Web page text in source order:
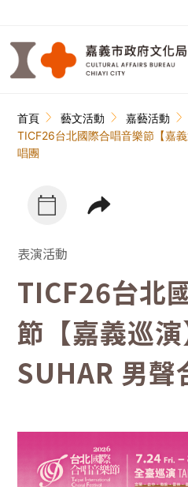
首頁 藝文活動
嘉藝活動
TICF26台北國際合唱音樂節【嘉
唱團
表演活動
TICF26台北
節【嘉義巡
SUHAR 男聲